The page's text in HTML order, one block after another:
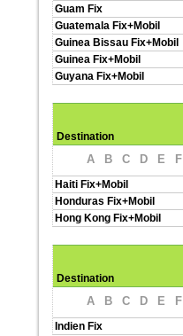
Guam Fix
Guatemala Fix+Mobil
Guinea Bissau Fix+Mobil
Guinea Fix+Mobil
Guyana Fix+Mobil
Destination
A B C D E F
Haiti Fix+Mobil
Honduras Fix+Mobil
Hong Kong Fix+Mobil
Destination
A B C D E F
Indien Fix